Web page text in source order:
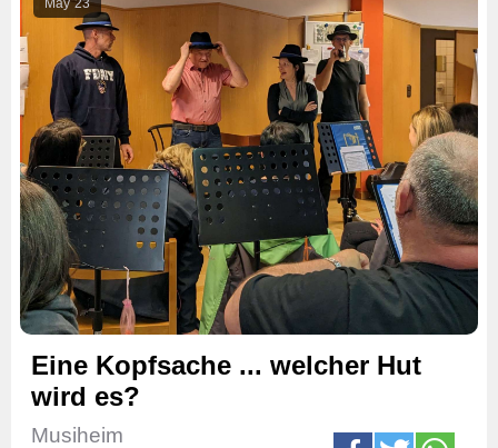
May 23
Eine Kopfsache ... welcher Hut
wird es?
Musiheim